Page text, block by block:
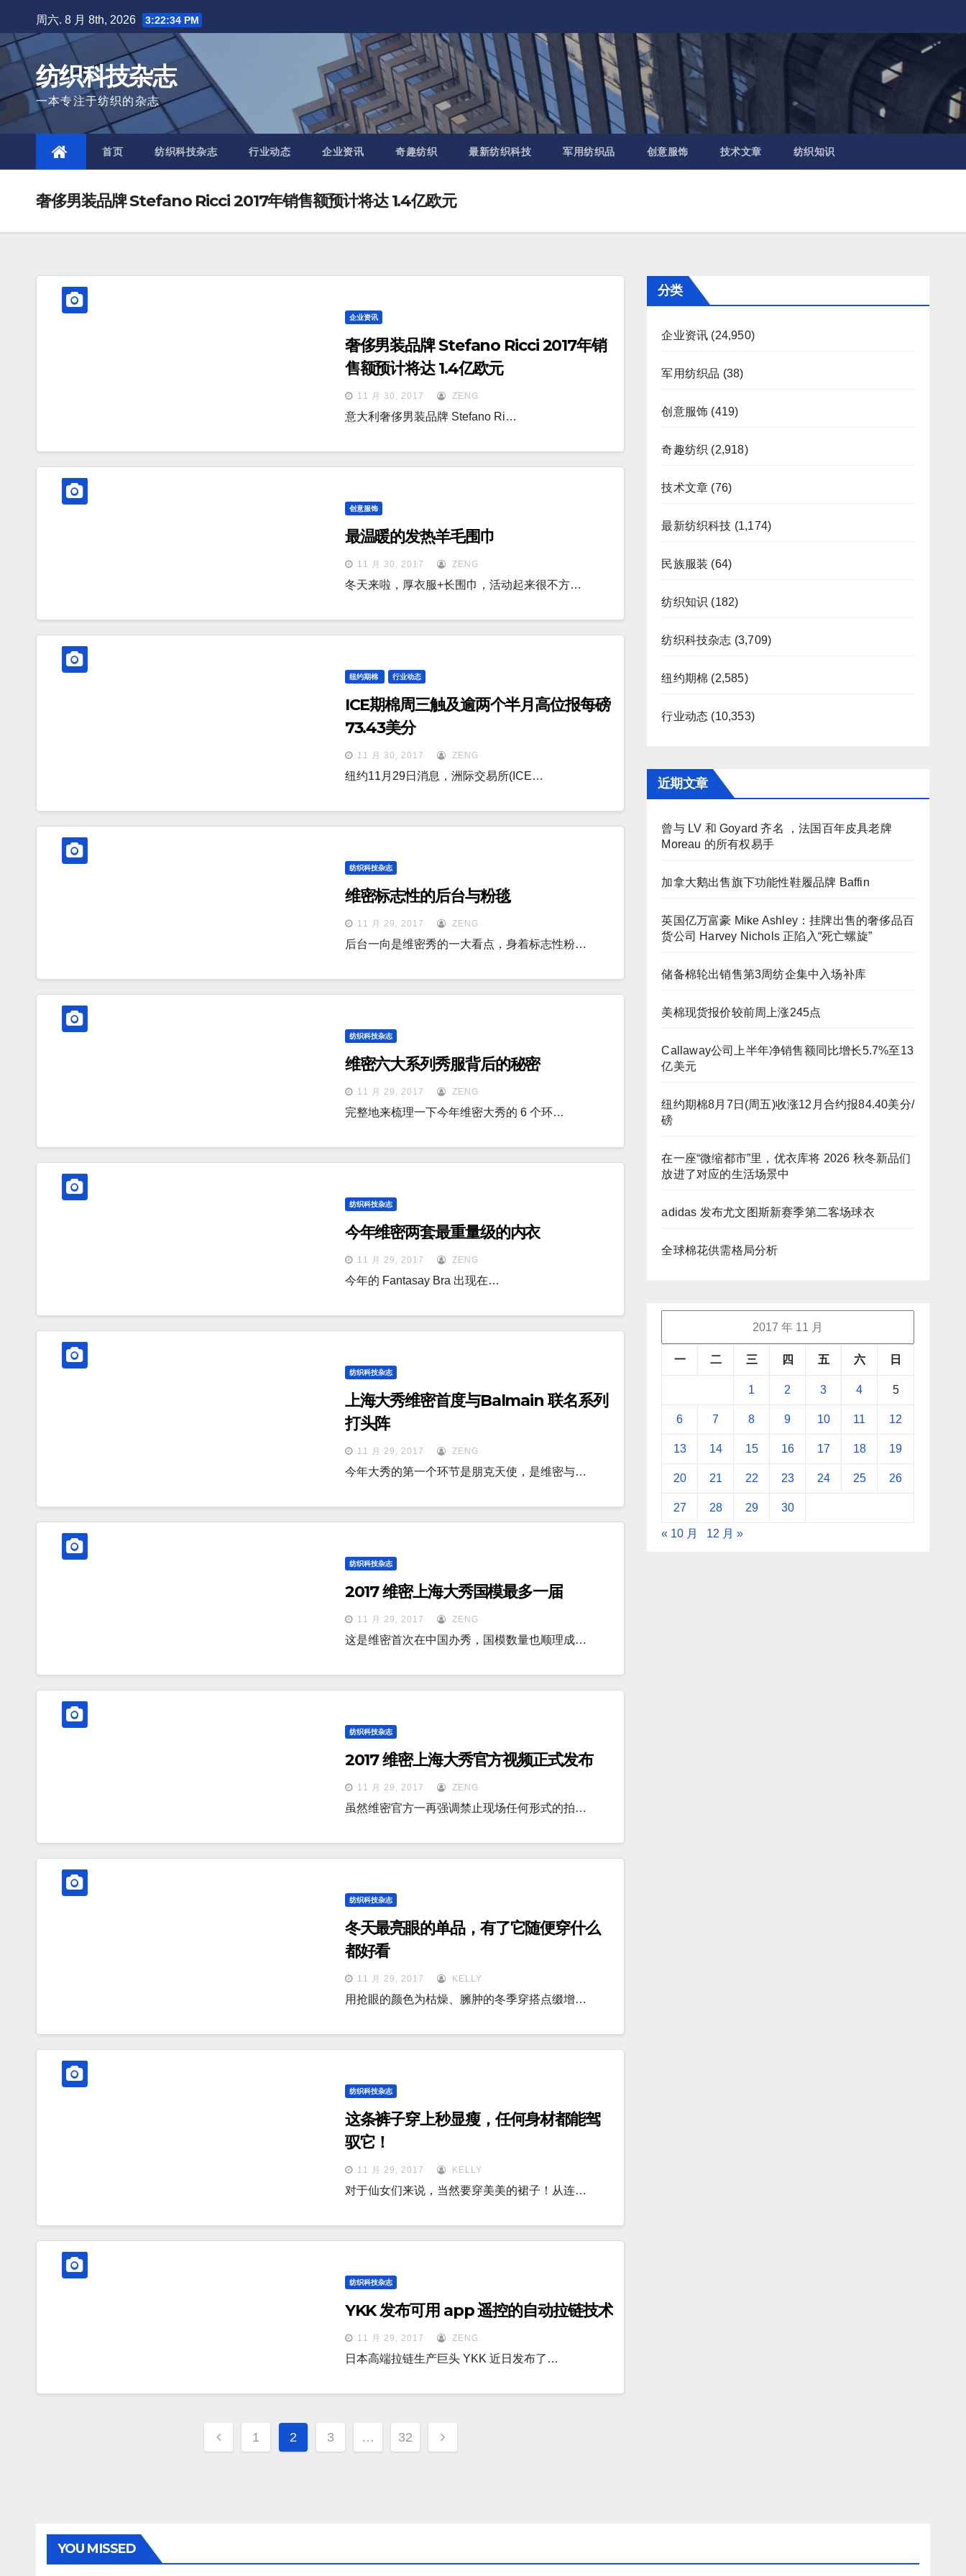
to
content
周六. 8 月 8th, 2026 3:22:35 PM
纺织科技杂志
一本专注于纺织的杂志
首页 纺织科技杂志 行业动态 企业资讯 奇趣纺织 最新纺织科技 军用纺织品 创意服饰 技术文章 纺织知识
奢侈男装品牌 Stefano Ricci 2017年销售额预计将达 1.4亿欧元
企业资讯
奢侈男装品牌 Stefano Ricci 2017年销
售额预计将达 1.4亿欧元
11 月 30, 2017 ZENG
意大利奢侈男装品牌 Stefano Ri…
创意服饰
最温暖的发热羊毛围巾
11 月 30, 2017 ZENG
冬天来啦，厚衣服+长围巾，活动起来很不方…
纽约期棉 行业动态
ICE期棉周三触及逾两个半月高位报每磅
73.43美分
11 月 30, 2017 ZENG
纽约11月29日消息，洲际交易所(ICE…
纺织科技杂志
维密标志性的后台与粉毯
11 月 29, 2017 ZENG
后台一向是维密秀的一大看点，身着标志性粉…
纺织科技杂志
维密六大系列秀服背后的秘密
11 月 29, 2017 ZENG
完整地来梳理一下今年维密大秀的 6 个环…
纺织科技杂志
今年维密两套最重量级的内衣
11 月 29, 2017 ZENG
今年的 Fantasay Bra 出现在…
纺织科技杂志
上海大秀维密首度与Balmain 联名系列
打头阵
11 月 29, 2017 ZENG
今年大秀的第一个环节是朋克天使，是维密与…
纺织科技杂志
2017 维密上海大秀国模最多一届
11 月 29, 2017 ZENG
这是维密首次在中国办秀，国模数量也顺理成…
纺织科技杂志
2017 维密上海大秀官方视频正式发布
11 月 29, 2017 ZENG
虽然维密官方一再强调禁止现场任何形式的拍…
纺织科技杂志
冬天最亮眼的单品，有了它随便穿什么
都好看
11 月 29, 2017 KELLY
用抢眼的颜色为枯燥、臃肿的冬季穿搭点缀增…
纺织科技杂志
这条裤子穿上秒显瘦，任何身材都能驾
驭它！
11 月 29, 2017 KELLY
对于仙女们来说，当然要穿美美的裙子！从连…
纺织科技杂志
YKK 发布可用 app 遥控的自动拉链技术
11 月 29, 2017 ZENG
日本高端拉链生产巨头 YKK 近日发布了…
文
章
1 2 3 … 32
分类
企业资讯 (24,950)
军用纺织品 (38)
创意服饰 (419)
奇趣纺织 (2,918)
技术文章 (76)
最新纺织科技 (1,174)
民族服装 (64)
纺织知识 (182)
纺织科技杂志 (3,709)
纽约期棉 (2,585)
行业动态 (10,353)
近期文章
曾与 LV 和 Goyard 齐名 ，法国百年皮具老牌
Moreau 的所有权易手
加拿大鹅出售旗下功能性鞋履品牌 Baffin
英国亿万富豪 Mike Ashley：挂牌出售的奢侈品百
货公司 Harvey Nichols 正陷入“死亡螺旋”
储备棉轮出销售第3周纺企集中入场补库
美棉现货报价较前周上涨245点
Callaway公司上半年净销售额同比增长5.7%至13
亿美元
纽约期棉8月7日(周五)收涨12月合约报84.40美分/
磅
在一座“微缩都市”里，优衣库将 2026 秋冬新品们
放进了对应的生活场景中
adidas 发布尤文图斯新赛季第二客场球衣
全球棉花供需格局分析
2017 年 11 月
一 二 三 四 五 六 日
1 2 3 4 5
6 7 8 9 10 11 12
13 14 15 16 17 18 19
20 21 22 23 24 25 26
27 28 29 30
« 10 月 12 月 »
YOU MISSED